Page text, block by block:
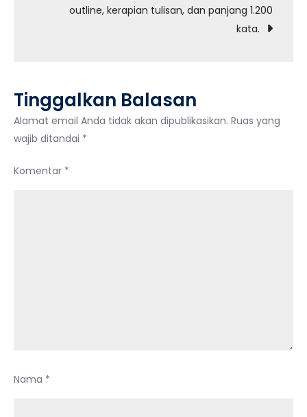
untuk
outline, kerapian tulisan, dan panjang 1.200
kata.
Tinggalkan Balasan
Alamat email Anda tidak akan dipublikasikan. Ruas yang
wajib ditandai *
Komentar *
Nama *